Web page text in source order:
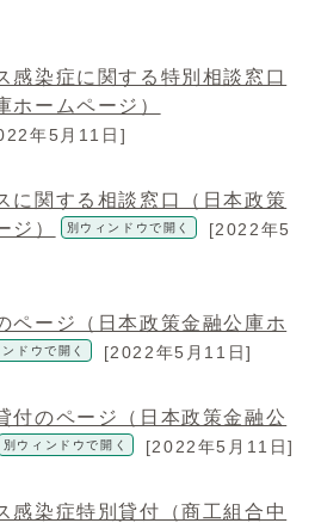
感染症に関する特別相談窓口
ホームページ）
年5月11日]
に関する相談窓口（日本政策
ジ）
別ウィンドウで開く
[2022年5
ページ（日本政策金融公庫ホ
ドウで開く [2022年5月11日]
付のページ（日本政策金融公
別ウィンドウで開く [2022年5月11日]
感染症特別貸付（商工組合中